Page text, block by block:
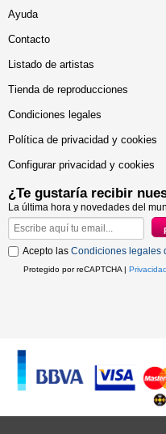
Ayuda
Contacto
Listado de artistas
Tienda de reproducciones
Condiciones legales
Política de privacidad y cookies
Configurar privacidad y cookies
¿Te gustaría recibir
La última hora y novedades del
Acepto las Condiciones legales
Protegido por reCAPTCHA | Privacidad